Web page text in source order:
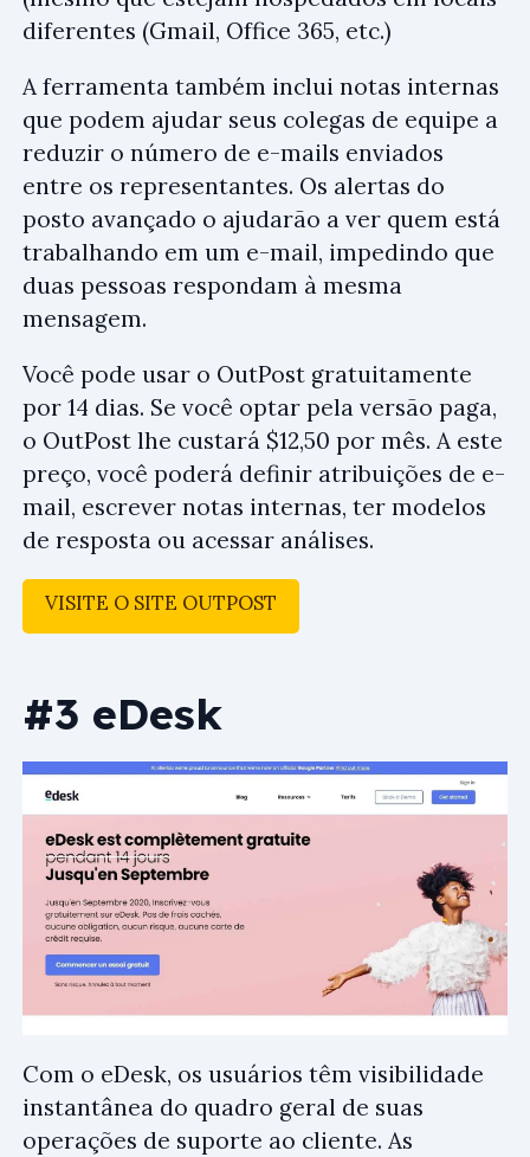
diferentes (Gmail, Office 365, etc.)
A ferramenta também inclui notas internas
que podem ajudar seus colegas de equipe a
reduzir o número de e-mails enviados
entre os representantes. Os alertas do
posto avançado o ajudarão a ver quem está
trabalhando em um e-mail, impedindo que
duas pessoas respondam à mesma
mensagem.
Você pode usar o OutPost gratuitamente
por 14 dias. Se você optar pela versão paga,
o OutPost lhe custará $12,50 por mês. A este
preço, você poderá definir atribuições de e-
mail, escrever notas internas, ter modelos
de resposta ou acessar análises.
VISITE O SITE OUTPOST
#3 eDesk
Com o eDesk, os usuários têm visibilidade
instantânea do quadro geral de suas
operações de suporte ao cliente. As